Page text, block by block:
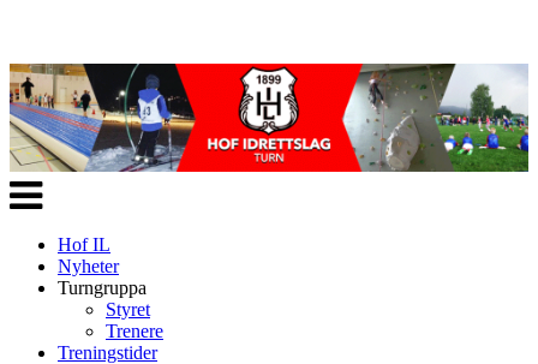
Veksle
navigasjon
Hof IL
Nyheter
Turngruppa
Styret
Trenere
Treningstider